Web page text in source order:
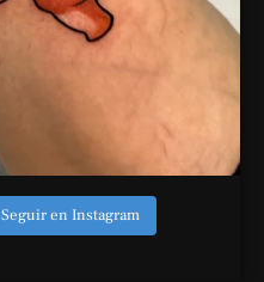
Seguir en Instagram